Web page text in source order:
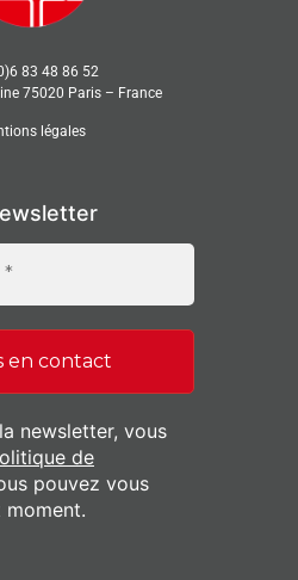
83 48 86 52
75020 Paris – France
légales
newsletter, vous
de
pouvez vous